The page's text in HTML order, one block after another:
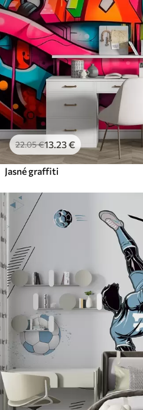
22.05€13.23€
Jasné graffiti